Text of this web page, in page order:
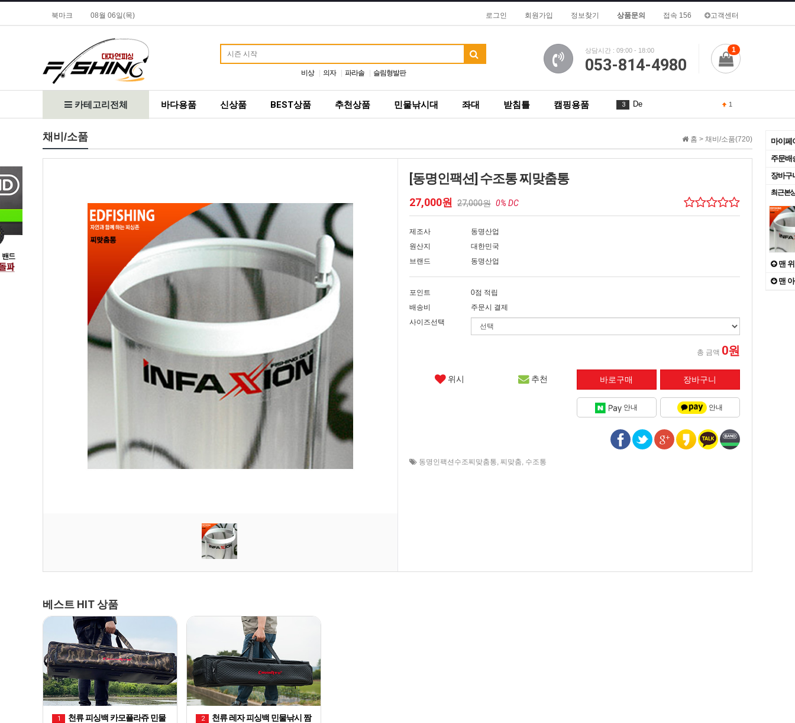
북마크 08월 06일(목) 로그인 회원가입 정보찾기 상품문의 접속 156 고객센터
비상 의자 파라솔 슬림형발판
상담시간 : 09:00 - 18:00
053-814-4980
1
1
3 De
10 대자연
카테고리전체 바다용품 신상품 BEST상품 추천상품 민물낚시대 좌대 받침틀 캠핑용품
마이페
주문배
장바구
최근본
맨
맨
홈 > 채비/소품(720)
채비/소품
[동명인팩션] 수조통 찌맞춤통
27,000원 27,000원 0% DC
제조사
동명산업
원산지
대한민국
브랜드
동명산업
포인트
0점 적립
배송비
주문시 결제
사이즈선택
총 금액 0원
위시 추천
안내 안내
동명인팩션수조찌맞춤통, 찌맞춤, 수조통
베스트 HIT 상품
1
천류 피싱백 카모플라쥬 민물
2
천류 레자 피싱백 민물낚시 짬